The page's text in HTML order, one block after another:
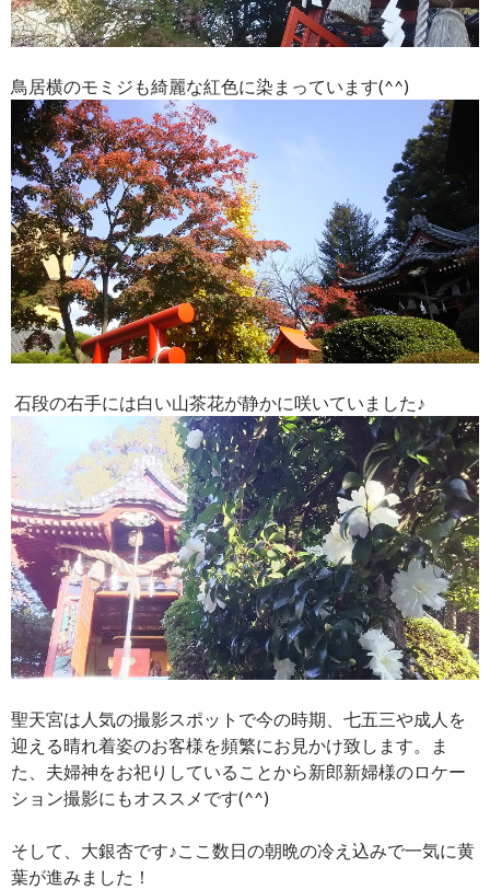
鳥居横のモミジも綺麗な紅色に染まっています(^^)
石段の右手には白い山茶花が静かに咲いていました♪
聖天宮は人気の撮影スポットで今の時期、七五三や成人を
迎える晴れ着姿のお客様を頻繁にお見かけ致します。ま
た、夫婦神をお祀りしていることから新郎新婦様のロケー
ション撮影にもオススメです(^^)
そして、大銀杏です♪ここ数日の朝晩の冷え込みで一気に黄
葉が進みました！